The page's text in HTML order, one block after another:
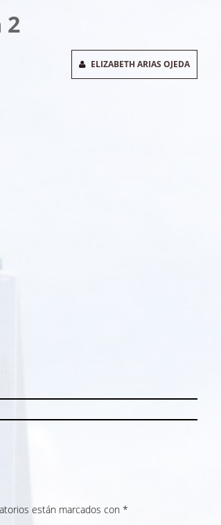
2
ELIZABETH ARIAS OJEDA
están marcados con *